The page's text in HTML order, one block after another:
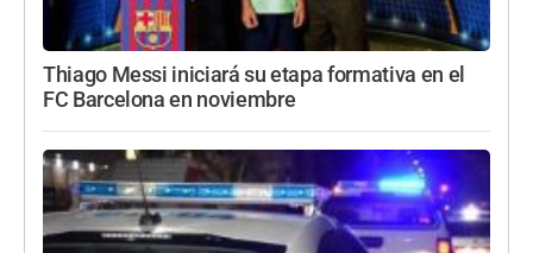
Thiago Messi iniciará su etapa formativa en el
FC Barcelona en noviembre